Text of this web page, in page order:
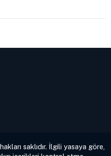
saklıdır. İlgili yasaya göre,